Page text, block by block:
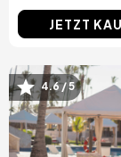
JETZT
Bild4.6 / 5